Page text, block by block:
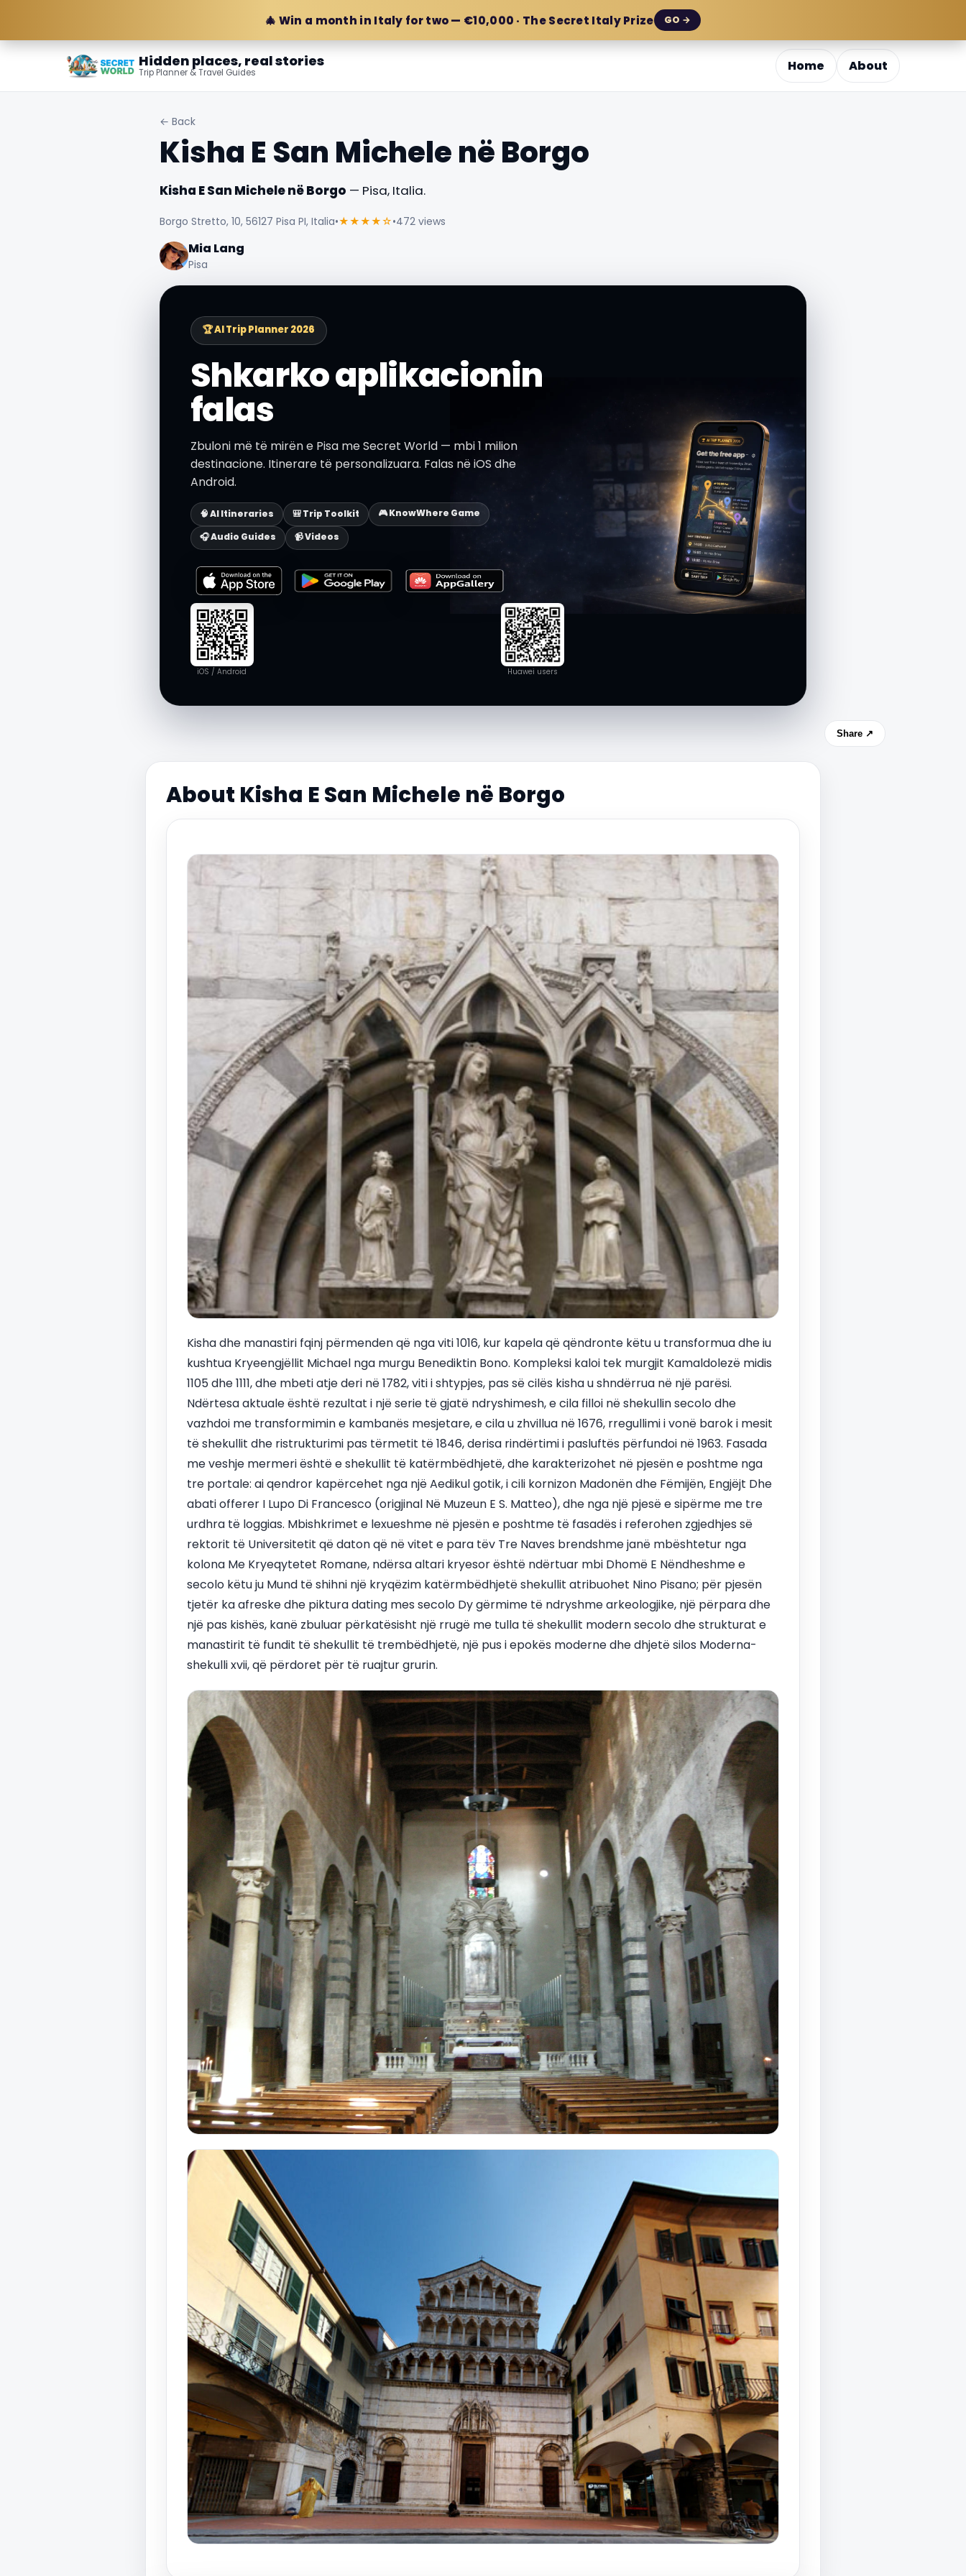
🎄 Win a month in Italy for two — €10,000 · The Secret Italy Prize GO →
Hidden places, real stories
Trip Planner & Travel Guides Home About
← Back
Kisha E San Michele në Borgo
Kisha E San Michele në Borgo — Pisa, Italia.
Borgo Stretto, 10, 56127 Pisa PI, Italia•★★★★☆•472 views
Mia Lang
Pisa
🏆 AI Trip Planner 2026
Shkarko aplikacionin
falas
Zbuloni më të mirën e Pisa me Secret World — mbi 1 milion
destinacione. Itinerare të personalizuara. Falas në iOS dhe
Android.
🧠 AI Itineraries 🎒 Trip Toolkit
🎮 KnowWhere Game
🎧 Audio Guides
📹 Videos
iOS / Android Huawei users
Share ↗
About Kisha E San Michele në Borgo
Kisha dhe manastiri fqinj përmenden që nga viti 1016, kur kapela që qëndronte këtu u transformua dhe iu
kushtua Kryeengjëllit Michael nga murgu Benediktin Bono. Kompleksi kaloi tek murgjit Kamaldolezë midis
1105 dhe 1111, dhe mbeti atje deri në 1782, viti i shtypjes, pas së cilës kisha u shndërrua në një parësi.
Ndërtesa aktuale është rezultat i një serie të gjatë ndryshimesh, e cila filloi në shekullin secolo dhe
vazhdoi me transformimin e kambanës mesjetare, e cila u zhvillua në 1676, rregullimi i vonë barok i mesit
të shekullit dhe ristrukturimi pas tërmetit të 1846, derisa rindërtimi i pasluftës përfundoi në 1963. Fasada
me veshje mermeri është e shekullit të katërmbëdhjetë, dhe karakterizohet në pjesën e poshtme nga
tre portale: ai qendror kapërcehet nga një Aedikul gotik, i cili kornizon Madonën dhe Fëmijën, Engjëjt Dhe
abati offerer I Lupo Di Francesco (origjinal Në Muzeun E S. Matteo), dhe nga një pjesë e sipërme me tre
urdhra të loggias. Mbishkrimet e lexueshme në pjesën e poshtme të fasadës i referohen zgjedhjes së
rektorit të Universitetit që daton që në vitet e para tëv Tre Naves brendshme janë mbështetur nga
kolona Me Kryeqytetet Romane, ndërsa altari kryesor është ndërtuar mbi Dhomë E Nëndheshme e
secolo këtu ju Mund të shihni një kryqëzim katërmbëdhjetë shekullit atribuohet Nino Pisano; për pjesën
tjetër ka afreske dhe piktura dating mes secolo Dy gërmime të ndryshme arkeologjike, një përpara dhe
një pas kishës, kanë zbuluar përkatësisht një rrugë me tulla të shekullit modern secolo dhe strukturat e
manastirit të fundit të shekullit të trembëdhjetë, një pus i epokës moderne dhe dhjetë silos Moderna-
shekulli xvii, që përdoret për të ruajtur grurin.